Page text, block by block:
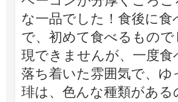
な一品でした！食後に
で、初めて食べるもの
現できませんが、一度
落ち着いた雰囲気で、
琲は、色んな種類があ